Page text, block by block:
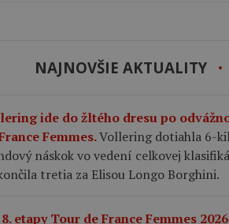
NAJNOVŠIE AKTUALITY
ide do žltého dresu po
Femmes.Vollering dotiahla 6-
náskok vo vedení celkovej
tretia za Elisou Longo Borghini.
etapy Tour de France Femmes